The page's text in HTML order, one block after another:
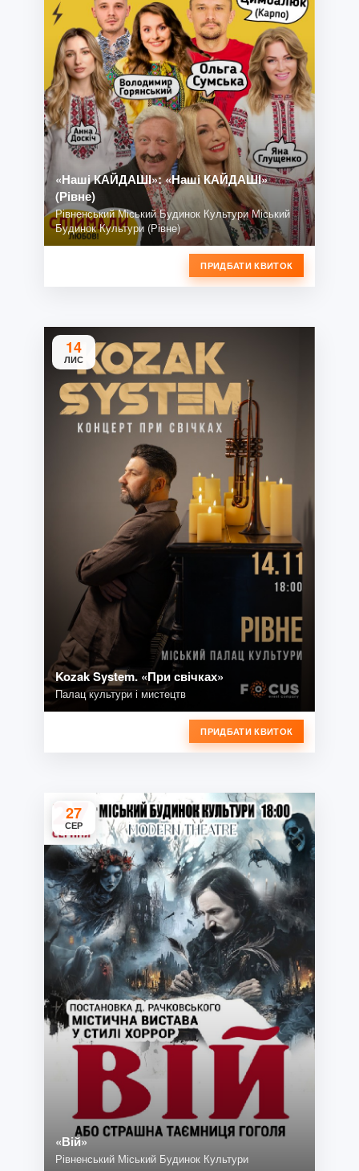
«Наші КАЙДАШІ»: «Наші КАЙДАШІ»
(Рівне)
Рівненський Міський Будинок Культури Міський
Будинок Культури (Рівне)
ПРИДБАТИ КВИТОК
14
ЛИС
Kozak System. «При свічках»
Палац культури і мистецтв
ПРИДБАТИ КВИТОК
27
СЕР
«Вій»
Рівненський Міський Будинок Культури